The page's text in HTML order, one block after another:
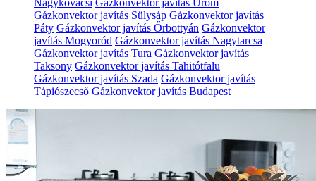
Gázkonvektor javítás Sülysáp Gázkonvektor javítás
Páty Gázkonvektor javítás Őrbottyán Gázkonvektor
javítás Mogyoród Gázkonvektor javítás Nagytarcsa
Gázkonvektor javítás Tura Gázkonvektor javítás
Taksony Gázkonvektor javítás Tahitótfalu
Gázkonvektor javítás Szada Gázkonvektor javítás
Tápiószecső Gázkonvektor javítás Budapest